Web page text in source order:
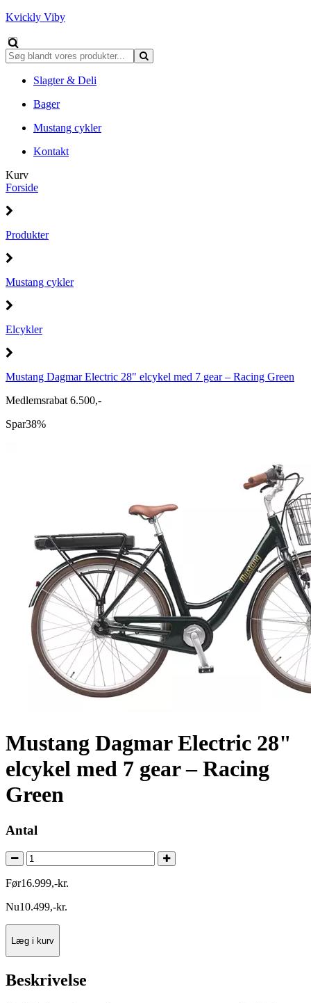
Kvickly Viby
Slagter & Deli
Bager
Mustang cykler
Kontakt
Kurv
Forside
Produkter
Mustang cykler
Elcykler
Mustang Dagmar Electric 28" elcykel med 7 gear – Racing Green
Medlemsrabat 6.500,-
Spar38%
Mustang Dagmar Electric 28"
elcykel med 7 gear – Racing
Green
Antal
Før16.999,-kr.
Nu10.499,-kr.
Læg i kurv
Beskrivelse